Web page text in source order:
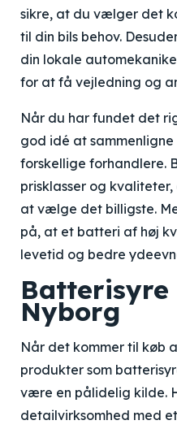
sikre, at du vælger det
til din bils behov.
din lokale
for at få vejledning og
Når du har fundet det
god idé at
forskellige forhandlere.
prisklasser og
at vælge det billigste.
på, at et batteri af høj
levetid og bedre
Batterisyre
Nyborg
Når det kommer til køb
produkter som
være en pålidelig kilde.
detailvirksomhed med